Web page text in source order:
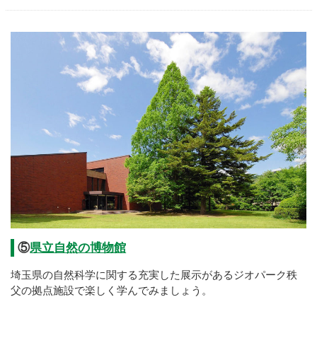
⑤県立自然の博物館
埼玉県の自然科学に関する充実した展示があるジオパーク秩
父の拠点施設で楽しく学んでみましょう。